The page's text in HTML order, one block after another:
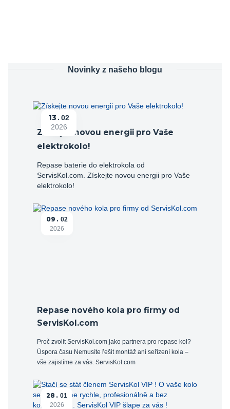
Novinky z našeho blogu
13
02
2026
Získejte novou energii pro Vaše
elektrokolo!
Repase baterie do elektrokola od
ServisKol.com. Získejte novou energii pro Vaše
elektrokolo!
09
02
2026
Repase nového kola pro firmy od
ServisKol.com
Proč zvolit ServisKol.com jako partnera pro repase kol?
Úspora času Nemusíte řešit montáž ani seřízení kola –
vše zajistíme za vás. ServisKol.com
28
01
2026